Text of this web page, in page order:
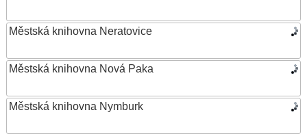
Městská knihovna Neratovice
Městská knihovna Nová Paka
Městská knihovna Nymburk